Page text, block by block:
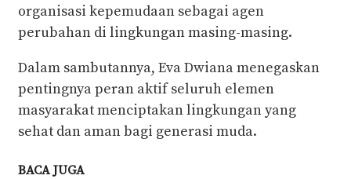
organisasi kepemudaan sebagai agen
perubahan di lingkungan masing-masing.
Dalam sambutannya, Eva Dwiana menegaskan
pentingnya peran aktif seluruh elemen
masyarakat menciptakan lingkungan yang
sehat dan aman bagi generasi muda.
BACA JUGA